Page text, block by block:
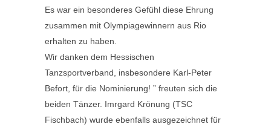
Es war ein besonderes Gefühl diese Ehrung
zusammen mit Olympiagewinnern aus Rio
erhalten zu haben.
Wir danken dem Hessischen
Tanzsportverband, insbesondere Karl-Peter
Befort, für die Nominierung! ” freuten sich die
beiden Tänzer. Imrgard Krönung (TSC
Fischbach) wurde ebenfalls ausgezeichnet für